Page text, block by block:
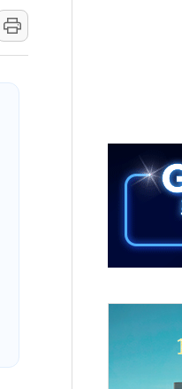
흉기 난동…60대 남성 2명 숨져
손해 보는 일 없게"…'결혼 페널
기림의 날 참석..."국제적 시민
니 흉기 살해 10대 아들 체포
뻔' 받아친 정청래…제주 연설